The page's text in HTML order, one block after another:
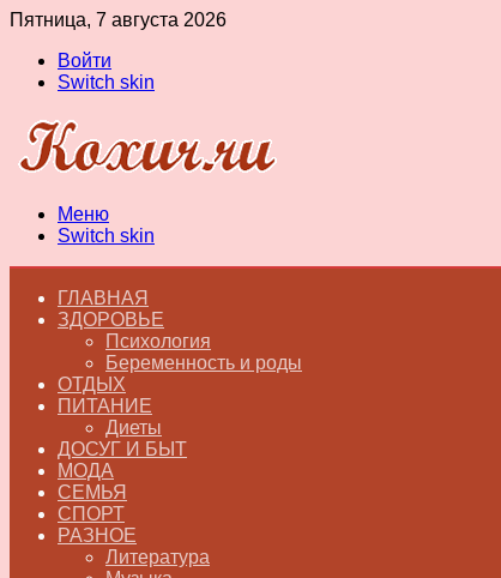
Пятница, 7 августа 2026
Войти
Switch skin
Меню
Switch skin
ГЛАВНАЯ
ЗДОРОВЬЕ
Психология
Беременность и роды
ОТДЫХ
ПИТАНИЕ
Диеты
ДОСУГ И БЫТ
МОДА
СЕМЬЯ
СПОРТ
РАЗНОЕ
Литература